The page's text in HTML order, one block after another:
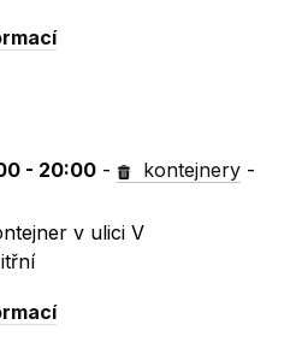
- 20:00 - kontejnery -
v ulici V